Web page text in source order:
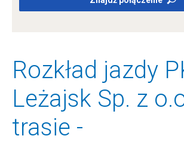
Rozkład jazdy
Leżajsk Sp. z
trasie -